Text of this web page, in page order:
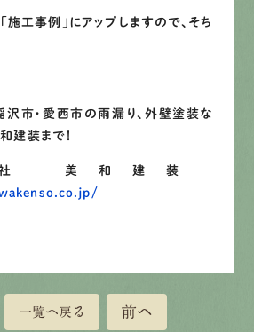
施工事例」にアップしますので、そち
沢市・愛西市の雨漏り、外壁塗装な
建装まで！
社 美和建装
一覧へ戻る 前へ